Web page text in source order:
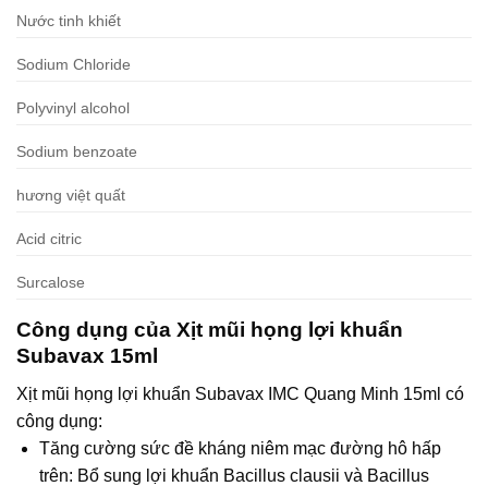
Nước tinh khiết
Sodium Chloride
Polyvinyl alcohol
Sodium benzoate
hương việt quất
Acid citric
Surcalose
Công dụng của Xịt mũi họng lợi khuẩn
Subavax 15ml
Xịt mũi họng lợi khuẩn Subavax IMC Quang Minh 15ml có
công dụng:
Tăng cường sức đề kháng niêm mạc đường hô hấp
trên: Bổ sung lợi khuẩn Bacillus clausii và Bacillus